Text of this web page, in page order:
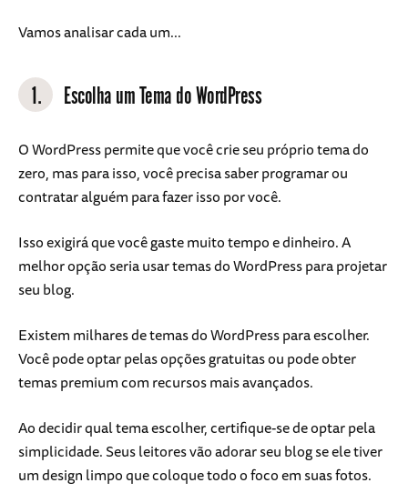
Vamos analisar cada um...
1. Escolha um Tema do WordPress
O WordPress permite que você crie seu próprio tema do
zero, mas para isso, você precisa saber programar ou
contratar alguém para fazer isso por você.
Isso exigirá que você gaste muito tempo e dinheiro. A
melhor opção seria usar temas do WordPress para projetar
seu blog.
Existem milhares de temas do WordPress para escolher.
Você pode optar pelas opções gratuitas ou pode obter
temas premium com recursos mais avançados.
Ao decidir qual tema escolher, certifique-se de optar pela
simplicidade. Seus leitores vão adorar seu blog se ele tiver
um design limpo que coloque todo o foco em suas fotos.